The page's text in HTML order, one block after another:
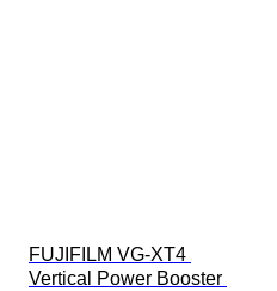
FUJIFILM VG-XT4
Vertical Power Booster